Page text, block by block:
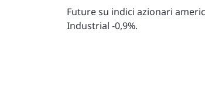
Future su indici azionari
Industrial -0,9%.